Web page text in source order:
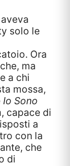
solo le
Ora
ma
a chi
mossa,
Io Sono
capace di
a
con la
che
di